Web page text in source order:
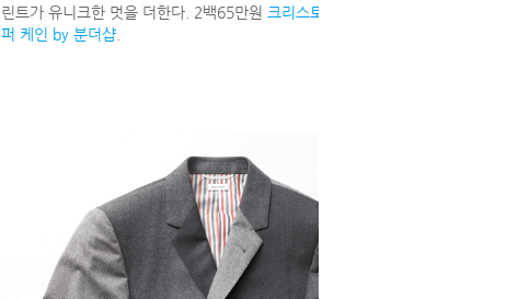
린트가 유니크한 멋을 더한다. 2백65만원 크리스토
퍼 케인 by 분더샵